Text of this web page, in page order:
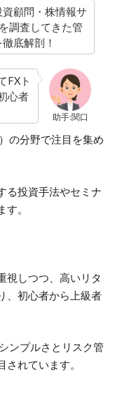
顧問・株情報サ
調査してきた管
底解剖！
助手:関口
FXト
心者
の分野で注目を集め
る投資手法やセミナ
。
視しつつ、高いリタ
、初心者から上級者
ンプルさとリスク管
れています。